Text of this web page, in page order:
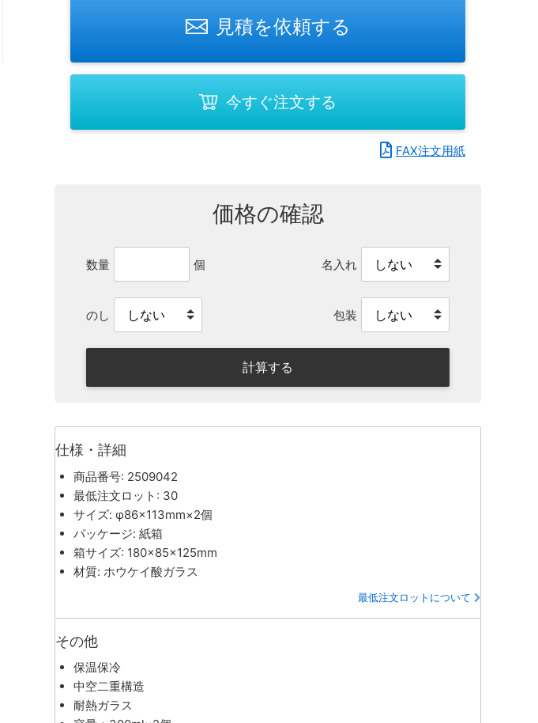
見積を依頼する
今すぐ注文する
FAX注文用紙
価格の確認
数量 個 名入れ
のし 包装
計算する
仕様・詳細
商品番号: 2509042
最低注文ロット: 30
サイズ: φ86×113mm×2個
パッケージ: 紙箱
箱サイズ: 180×85×125mm
材質: ホウケイ酸ガラス
最低注文ロットについて
その他
保温保冷
中空二重構造
耐熱ガラス